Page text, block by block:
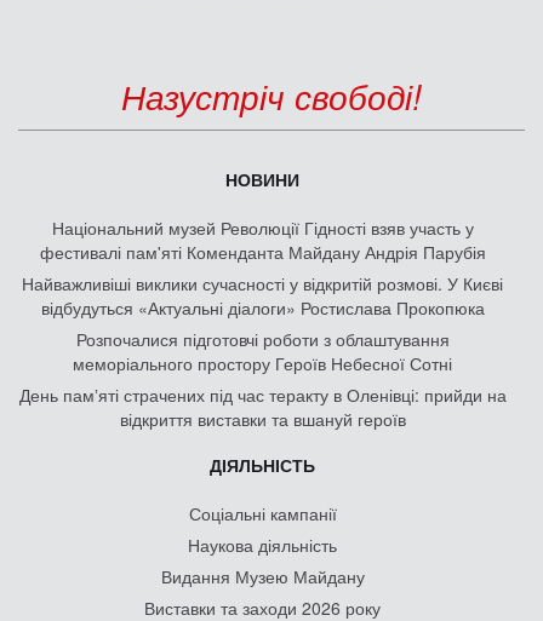
Назустріч свободі!
НОВИНИ
Національний музей Революції Гідності взяв участь у
фестивалі пам'яті Коменданта Майдану Андрія Парубія
Найважливіші виклики сучасності у відкритій розмові. У Києві
відбудуться «Актуальні діалоги» Ростислава Прокопюка
Розпочалися підготовчі роботи з облаштування
меморіального простору Героїв Небесної Сотні
День памʼяті страчених під час теракту в Оленівці: прийди на
відкриття виставки та вшануй героїв
ДІЯЛЬНІСТЬ
Соціальні кампанії
Наукова діяльність
Видання Музею Майдану
Виставки та заходи 2026 року